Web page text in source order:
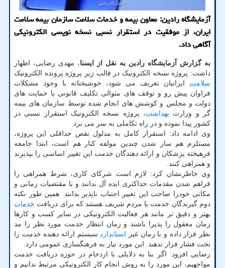
آزمایشگاه رادین: معاون بیمه و خدمات سلامت سازمان بیمه سلامت
ایران، از موفقیت در استقرار نسبی نسخه نویسی الکترونیکی
آگاهی داد.
به گزارش آزمایشگاه رادین به نقل از ایسنا، مهدی رضایی، اظهار
داشت: پروژه نسخه الکترونیک در قالب زیر پروژه پرونده الکترونیک
سلامت ایرانیان تعریف می شود، خوشبختانه با وجود مشکلات
فراوان پیش رو و توقف های متوالی تکلیف قانونی با حمایت های
دولت و مجلس و کوشش های انجام شده توسط سازمان های بیمه
گر و وزارت بهداشت، پروژه نسخه الکترونیک استقرار نسبی در
کشور پیدا نموده و در راه تکاملی به سر می برد.
وی ادامه داد: استقرار کامل به مدلول نقص حداقلی این پروژه،
مستلزم هم ساز شدن چندین مولفه کنار هم است، ابتدا جامعه
فرهیخته پزشکان و ارائه دهندگان خدمت این تغییر اساسی را بپذیرند
و همراهی کنند.
وی خاطرنشان کرد: لازم است شرکای کاری، شرط همراهی را
فراهم شدن مقدمات حداکثری ایده آل ندانند و با مقتضیات زمانی و
مکانی خودرا صاحب این تغییر اجتناب ناپذیر بدانند. همین طور نکته
دوم گیرندگان خدمت یا مردم شریف هستند که برای دریافت خدمات
بهتر و دقیق تر مانند هر فعالیت الکترونیکی در سایر کسب و کارها
زمان معقول را پذیرا باشند و زمان انتظار خدمت مورد نظر را مد
نظر قرار داده و با زمان غیر
استانداردسیستم ارائه دهنده خدمت را
تحت فشار قرار ندهند. این مورد نیاز به فرهنگسازی عمومی دارد.
رضایی افزود: اگر بنا به دلایلی با ازدحام در حوزه دریافت خدمت
مواجهیم، این مورد را به روش انجام کار الکترونیکی مرتبط ندانیم و